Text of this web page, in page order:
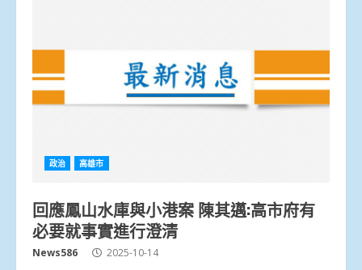
政治 高雄市
回應鳳山水庫與小港案 陳其邁:高市府有
必要就事實進行澄清
News586 2025-10-14